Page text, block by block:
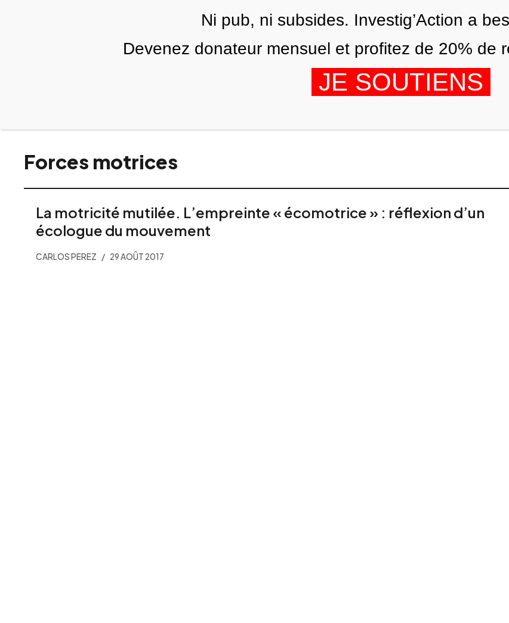
NOUS AGENDA
Forces motrices
La motricité mutilée. L’empreinte « écomotrice » : réflexion d’un
écologue du mouvement
CARLOS PEREZ 29 AOÛT 2017
Ni pub, ni subsides. Investig’Action a
Devenez donateur mensuel et profitez de 20% de
JE SOUTIENS